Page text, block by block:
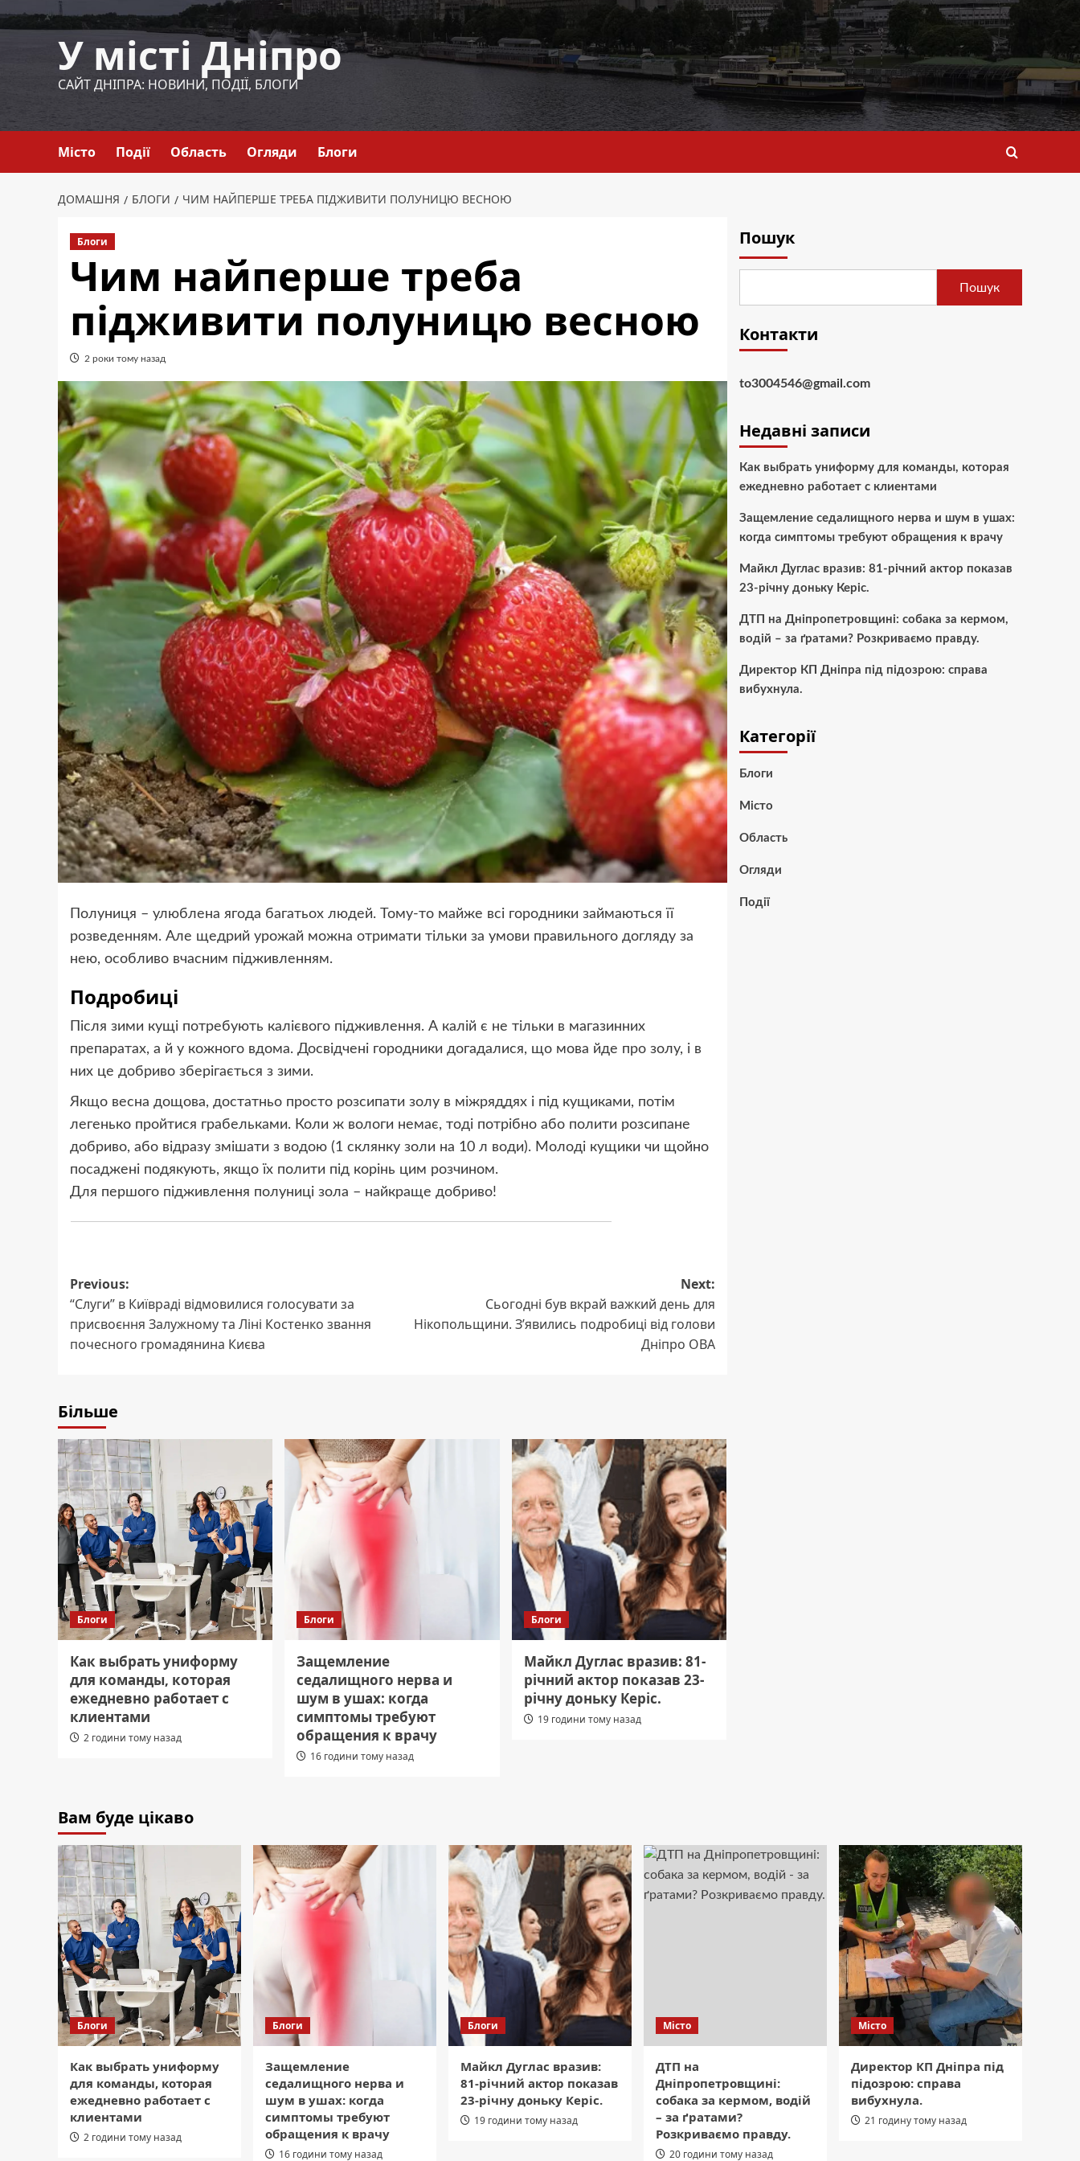
до
У місті Дніпро
САЙТ ДНІПРА: НОВИНИ, ПОДІЇ, БЛОГИ
Місто Події Область Огляди Блоги
ДОМАШНЯ БЛОГИ ЧИМ НАЙПЕРШЕ ТРЕБА ПІДЖИВИТИ ПОЛУНИЦЮ ВЕСНОЮ
Блоги
Чим найперше треба
підживити полуницю весною
2 роки тому назад
Полуниця – улюблена ягода багатьох людей. Тому-то майже всі городники займаються її
розведенням. Але щедрий урожай можна отримати тільки за умови правильного догляду за
нею, особливо вчасним підживленням.
Подробиці
Після зими кущі потребують калієвого підживлення. А калій є не тільки в магазинних
препаратах, а й у кожного вдома. Досвідчені городники догадалися, що мова йде про золу, і в
них це добриво зберігається з зими.
Якщо весна дощова, достатньо просто розсипати золу в міжряддях і під кущиками, потім
легенько пройтися грабельками. Коли ж вологи немає, тоді потрібно або полити розсипане
добриво, або відразу змішати з водою (1 склянку золи на 10 л води). Молоді кущики чи щойно
посаджені подякують, якщо їх полити під корінь цим розчином.
Для першого підживлення полуниці зола – найкраще добриво!
Post
navigation
Previous:
“Слуги” в Київраді відмовилися голосувати за
присвоєння Залужному та Ліні Костенко звання
почесного громадянина Києва
Next:
Сьогодні був вкрай важкий день для
Нікопольщини. З’явились подробиці від голови
Дніпро ОВА
Більше
Блоги
Как выбрать униформу
для команды, которая
ежедневно работает с
клиентами
2 години тому назад
Блоги
Защемление
седалищного нерва и
шум в ушах: когда
симптомы требуют
обращения к врачу
16 години тому назад
Блоги
Майкл Дуглас вразив: 81-
річний актор показав 23-
річну доньку Керіс.
19 години тому назад
Пошук
Пошук
Контакти
to3004546@gmail.com
Недавні записи
Как выбрать униформу для команды, которая
ежедневно работает с клиентами
Защемление седалищного нерва и шум в ушах:
когда симптомы требуют обращения к врачу
Майкл Дуглас вразив: 81-річний актор показав
23-річну доньку Керіс.
ДТП на Дніпропетровщині: собака за кермом,
водій – за ґратами? Розкриваємо правду.
Директор КП Дніпра під підозрою: справа
вибухнула.
Категорії
Блоги
Місто
Область
Огляди
Події
Вам буде цікаво
Блоги
Как выбрать униформу
для команды, которая
ежедневно работает с
клиентами
2 години тому назад
Блоги
Защемление
седалищного нерва и
шум в ушах: когда
симптомы требуют
обращения к врачу
16 години тому назад
Блоги
Майкл Дуглас вразив:
81-річний актор показав
23-річну доньку Керіс.
19 години тому назад
Місто
ДТП на
Дніпропетровщині:
собака за кермом, водій
– за ґратами?
Розкриваємо правду.
20 години тому назад
Місто
Директор КП Дніпра під
підозрою: справа
вибухнула.
21 годину тому назад